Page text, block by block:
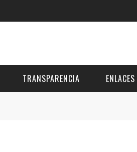
DE ÁMBITO COMARCAL Y PROVINCIAL
TRANSPARENCIA ENLACES